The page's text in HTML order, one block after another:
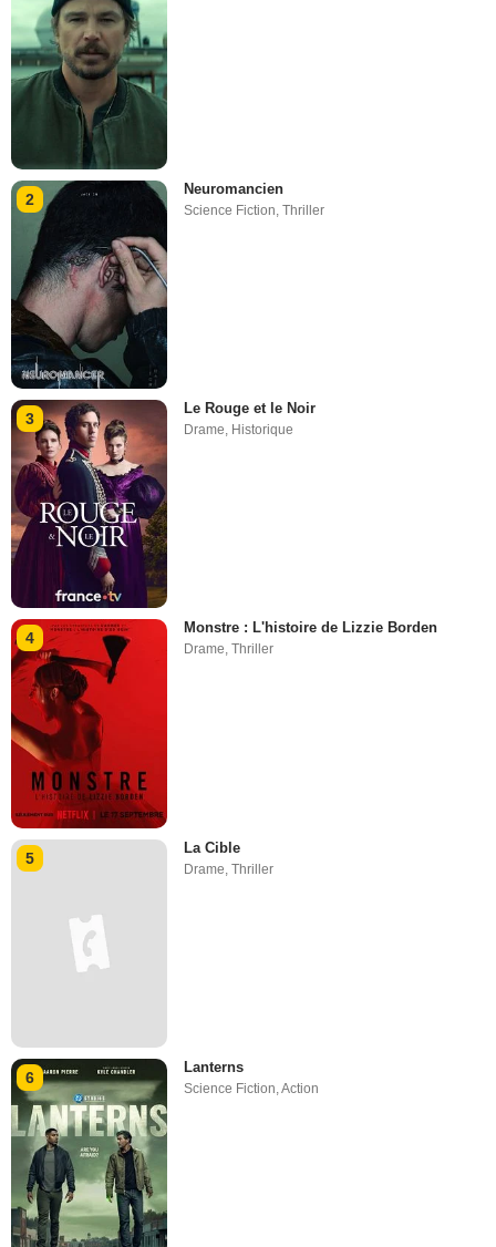
2
Neuromancien
Science Fiction,Thriller
3
Le Rouge et le Noir
Drame, Historique
4
Monstre : L'histoire de Lizzie Borden
Drame,Thriller
5
La Cible
Drame ,Thriller
6
Lanterns
Science Fiction,Action